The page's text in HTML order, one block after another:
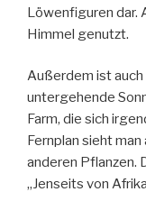
Löwenfiguren dar.
Himmel genutzt.
Außerdem ist
untergehende
Farm, die sich
Fernplan sieht
anderen Pflanzen.
„Jenseits von